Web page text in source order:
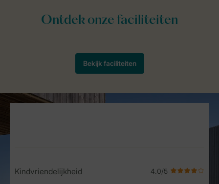
Service Rating from our guests
Kindvriendelijkheid